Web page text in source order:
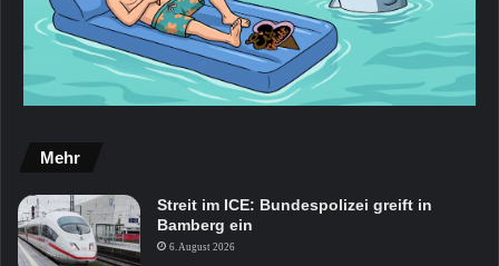
Mehr
Streit im ICE: Bundespolizei greift in
Bamberg ein
6. August 2026